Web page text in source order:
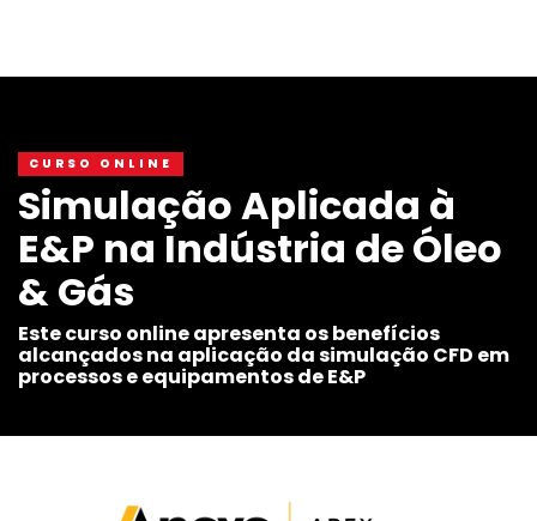
CURSO ONLINE
Simulação Aplicada à
E&P na Indústria de Óleo
& Gás
Este curso online apresenta os benefícios
alcançados na aplicação da simulação CFD em
processos e equipamentos de E&P